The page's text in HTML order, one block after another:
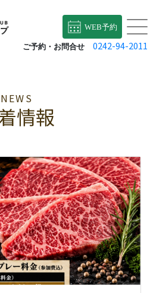
WEB予約
ご予約・お問合せ 0242-94-2011
NEWS
情報